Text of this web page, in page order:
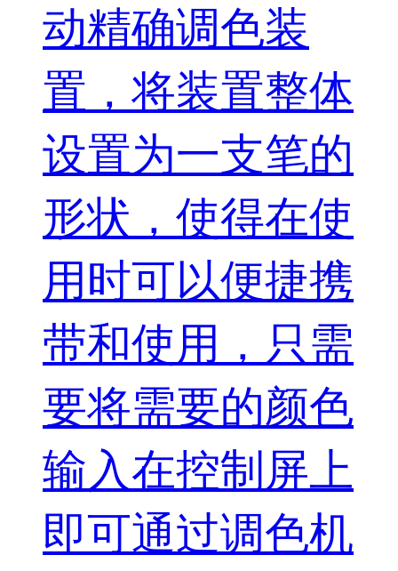
动精确调色装
置，将装置整体
设置为一支笔的
形状，使得在使
用时可以便捷携
带和使用，只需
要将需要的颜色
输入在控制屏上
即可通过调色机